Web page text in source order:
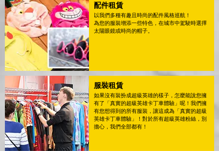
配件租賃
以我們多種有趣且時尚的配件風格巡航！
為您的服裝增添一些特色，在城市中駕駛時選擇
太陽眼鏡或時尚的帽子。
服裝租賃
如果沒有裝扮成超級英雄的樣子，怎麼能說您擁
有了「真實的超級英雄卡丁車體驗」呢！我們擁
有您想得到的所有服裝，讓這成為「真實的超級
英雄卡丁車體驗」！對於所有超級英雄粉絲，別
擔心，我們全部都有！